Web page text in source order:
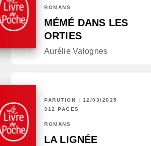
ROMANS
MÉMÉ DANS LES
ORTIES
Aurélie Valognes
PARUTION : 12/03/2025
312 PAGES
ROMANS
LA LIGNÉE